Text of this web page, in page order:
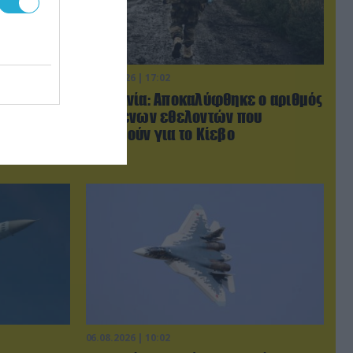
χώρες
06.08.2026 | 17:02
Ουκρανία: Αποκαλύφθηκε ο αριθμός
των ξένων εθελοντών που
πολεμούν για το Κίεβο
06.08.2026 | 10:02